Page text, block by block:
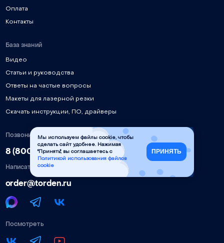
Оплата
Контакты
База знаний
Видео
Статьи и руководства
Ответы на частые вопросы
Макеты для лазерной резки
Скачать инструкции, ПО, драйверы
Позвонить
8 (800) 777-90-58
Написать
order@torden.ru
Посмотреть
Мы используем файлы cookie, чтобы
сделать сайт удобнее. Нажимая
"Принять", вы соглашаетесь с
Политикой использования файлов
cookie
ПРИНЯТЬ